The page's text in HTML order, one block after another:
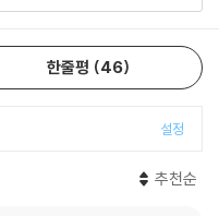
한줄평 46
설정
추천순